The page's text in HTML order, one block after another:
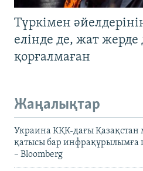
Түркімен
елінде де, жат
қорғалмаған
Жаңалықтар
Украина КҚК-дағы
қатысы бар инфрақұрылымға
– Bloomberg